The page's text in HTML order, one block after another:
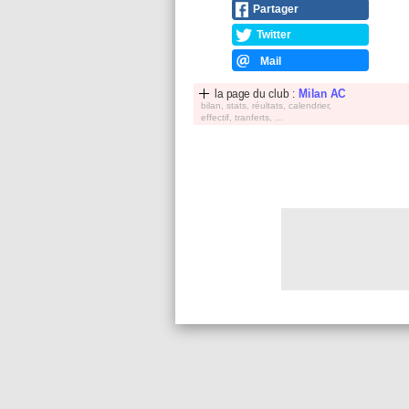
Partager
Twitter
Mail
la page du club : Milan AC
bilan, stats, réultats, calendrier,
effectif, tranferts, ...